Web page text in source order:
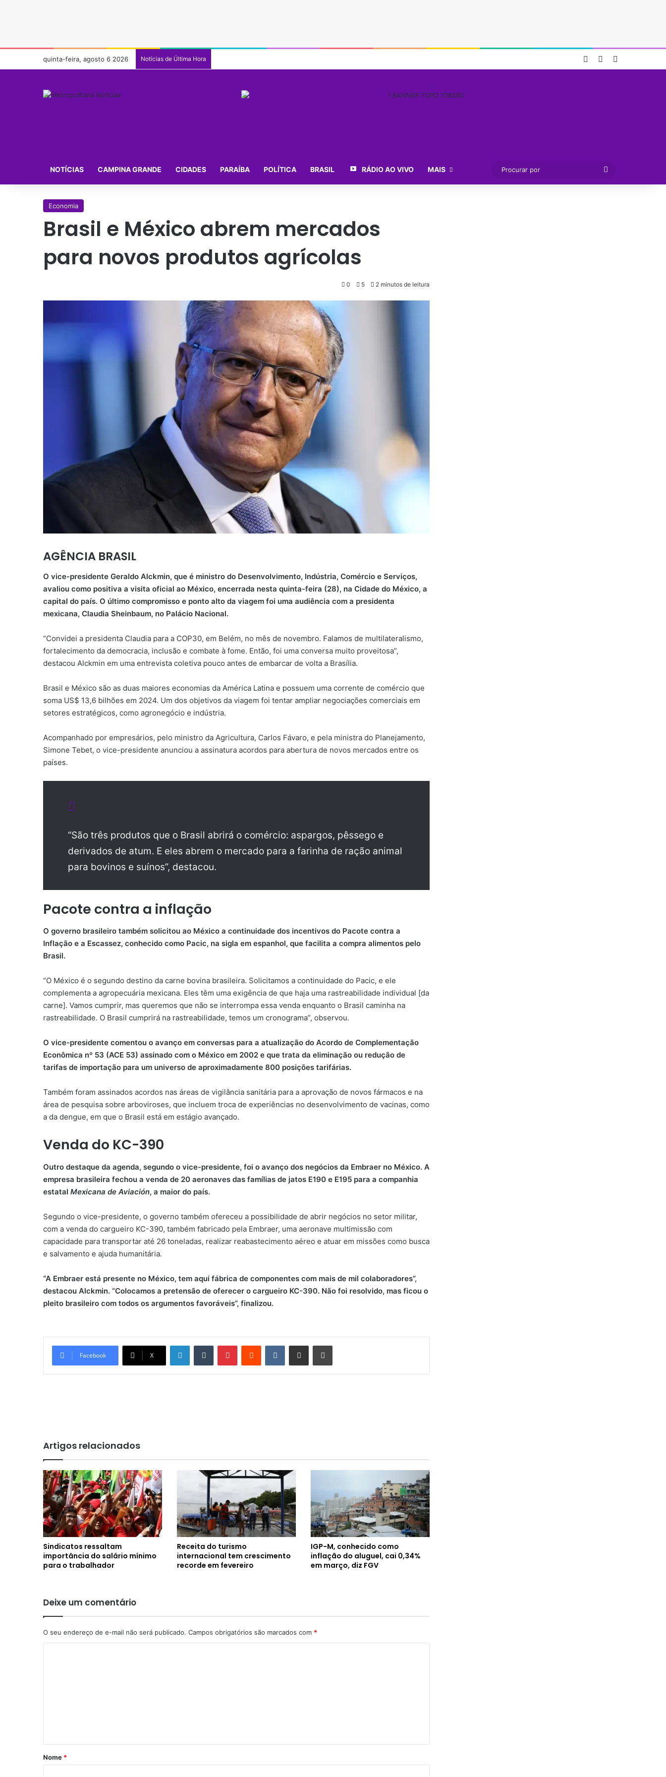
quinta-feira, agosto 6 2026 Notícias de Última Hora Entrar Artigo aleatório
.
NOTÍCIAS CAMPINA GRANDE CIDADES PARAÍBA POLÍTICA BRASIL RÁDIO AO VIVO MAIS
por
Economia
Brasil e México abrem mercados
para novos produtos agrícolas
0 5 2 minutos de leitura
AGÊNCIA BRASIL
O vice-presidente Geraldo Alckmin, que é ministro do Desenvolvimento, Indústria, Comércio e Serviços,
avaliou como positiva a visita oficial ao México, encerrada nesta quinta-feira (28), na Cidade do México, a
capital do país. O último compromisso e ponto alto da viagem foi uma audiência com a presidenta
mexicana, Claudia Sheinbaum, no Palácio Nacional.
“Convidei a presidenta Claudia para a COP30, em Belém, no mês de novembro. Falamos de multilateralismo,
fortalecimento da democracia, inclusão e combate à fome. Então, foi uma conversa muito proveitosa”,
destacou Alckmin em uma entrevista coletiva pouco antes de embarcar de volta a Brasília.
Brasil e México são as duas maiores economias da América Latina e possuem uma corrente de comércio que
soma US$ 13,6 bilhões em 2024. Um dos objetivos da viagem foi tentar ampliar negociações comerciais em
setores estratégicos, como agronegócio e indústria.
Acompanhado por empresários, pelo ministro da Agricultura, Carlos Fávaro, e pela ministra do Planejamento,
Simone Tebet, o vice-presidente anunciou a assinatura acordos para abertura de novos mercados entre os
países.
“São três produtos que o Brasil abrirá o comércio: aspargos, pêssego e
derivados de atum. E eles abrem o mercado para a farinha de ração animal
para bovinos e suínos”, destacou.
Pacote contra a inflação
O governo brasileiro também solicitou ao México a continuidade dos incentivos do Pacote contra a
Inflação e a Escassez, conhecido como Pacic, na sigla em espanhol, que facilita a compra alimentos pelo
Brasil.
“O México é o segundo destino da carne bovina brasileira. Solicitamos a continuidade do Pacic, e ele
complementa a agropecuária mexicana. Eles têm uma exigência de que haja uma rastreabilidade individual [da
carne]. Vamos cumprir, mas queremos que não se interrompa essa venda enquanto o Brasil caminha na
rastreabilidade. O Brasil cumprirá na rastreabilidade, temos um cronograma”, observou.
O vice-presidente comentou o avanço em conversas para a atualização do Acordo de Complementação
Econômica nº 53 (ACE 53) assinado com o México em 2002 e que trata da eliminação ou redução de
tarifas de importação para um universo de aproximadamente 800 posições tarifárias.
Também foram assinados acordos nas áreas de vigilância sanitária para a aprovação de novos fármacos e na
área de pesquisa sobre arboviroses, que incluem troca de experiências no desenvolvimento de vacinas, como
a da dengue, em que o Brasil está em estágio avançado.
Venda do KC-390
Outro destaque da agenda, segundo o vice-presidente, foi o avanço dos negócios da Embraer no México. A
empresa brasileira fechou a venda de 20 aeronaves das famílias de jatos E190 e E195 para a companhia
estatal Mexicana de Aviación, a maior do país.
Segundo o vice-presidente, o governo também ofereceu a possibilidade de abrir negócios no setor militar,
com a venda do cargueiro KC-390, também fabricado pela Embraer, uma aeronave multimissão com
capacidade para transportar até 26 toneladas, realizar reabastecimento aéreo e atuar em missões como busca
e salvamento e ajuda humanitária.
“A Embraer está presente no México, tem aqui fábrica de componentes com mais de mil colaboradores”,
destacou Alckmin. “Colocamos a pretensão de oferecer o cargueiro KC-390. Não foi resolvido, mas ficou o
pleito brasileiro com todos os argumentos favoráveis”, finalizou.
Facebook X
Artigos relacionados
Sindicatos ressaltam
importância do salário mínimo
para o trabalhador
Receita do turismo
internacional tem crescimento
recorde em fevereiro
IGP-M, conhecido como
inflação do aluguel, cai 0,34%
em março, diz FGV
Deixe um comentário
O seu endereço de e-mail não será publicado. Campos obrigatórios são marcados com *
rNome *